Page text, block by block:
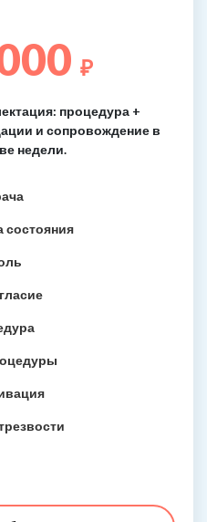
₽
процедура +
и сопровождение в
недели.
состояния